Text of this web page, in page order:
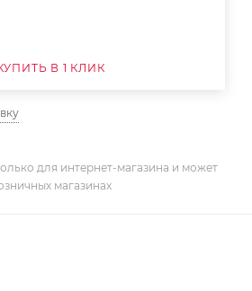
В 1 КЛИК
для интернет-магазина и может
магазинах